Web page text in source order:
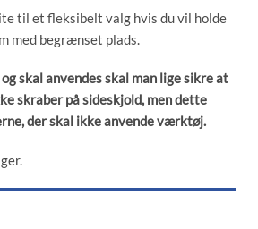
til et fleksibelt valg hvis du vil holde
med begrænset plads.
skal anvendes skal man lige sikre at
skraber på sideskjold, men dette
der skal ikke anvende værktøj.